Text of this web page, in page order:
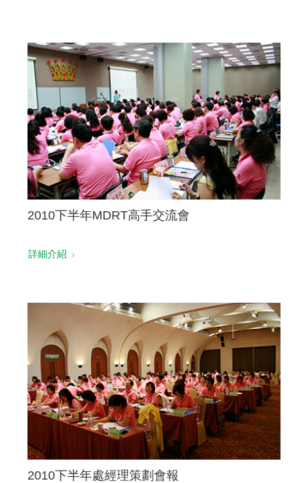
2010下半年MDRT高手交流會
詳細介紹
2010下半年處經理策劃會報